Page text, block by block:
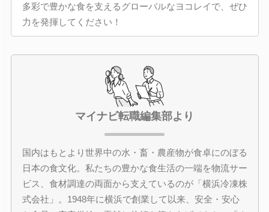
多彩で豊かな食を支えるグローバルなヨコレイで、ぜひ
力を発揮してください！
マイナビ転職編集部より
国内はもとより世界中の水・畜・農産物が食卓にのぼる
日本の食文化。私たちの豊かな食生活の一端を物流サー
ビス、食材調達の両面から支えているのが「横浜冷凍株
式会社」。1948年に横浜で創業して以来、安全・安心